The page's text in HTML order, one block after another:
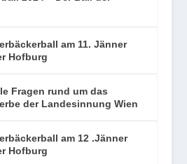
am 11. Jänner
Hofburg
Fragen rund um das
der Landesinnung Wien
am 12 .Jänner
Hofburg